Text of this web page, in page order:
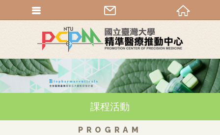
課程活動
PROGRAM